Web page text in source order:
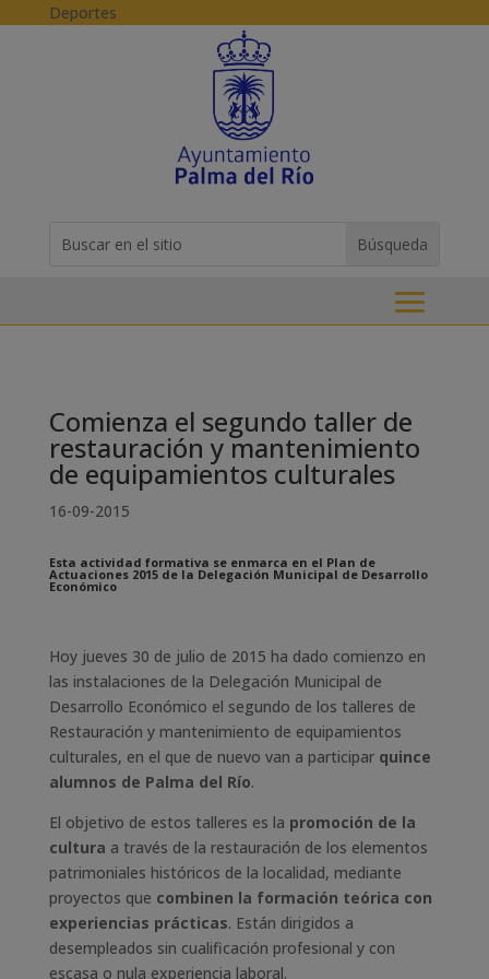
Skip to content
Deportes
for...
Comienza el segundo taller de
restauración y mantenimiento
de equipamientos culturales
16-09-2015
Esta actividad formativa se enmarca en el Plan de
Actuaciones 2015 de la Delegación Municipal de Desarrollo
Económico
Hoy jueves 30 de julio de 2015 ha dado comienzo en
las instalaciones de la Delegación Municipal de
Desarrollo Económico el segundo de los talleres de
Restauración y mantenimiento de equipamientos
culturales, en el que de nuevo van a participarquince
alumnos de Palma del Río.
El objetivo de estos talleres es la promoción de la
cultura a través de la restauración de los elementos
patrimoniales históricos de la localidad, mediante
proyectos que combinen la formación teórica con
experiencias prácticas. Están dirigidos a
desempleados sin cualificación profesional y con
escasa o nula experiencia laboral.